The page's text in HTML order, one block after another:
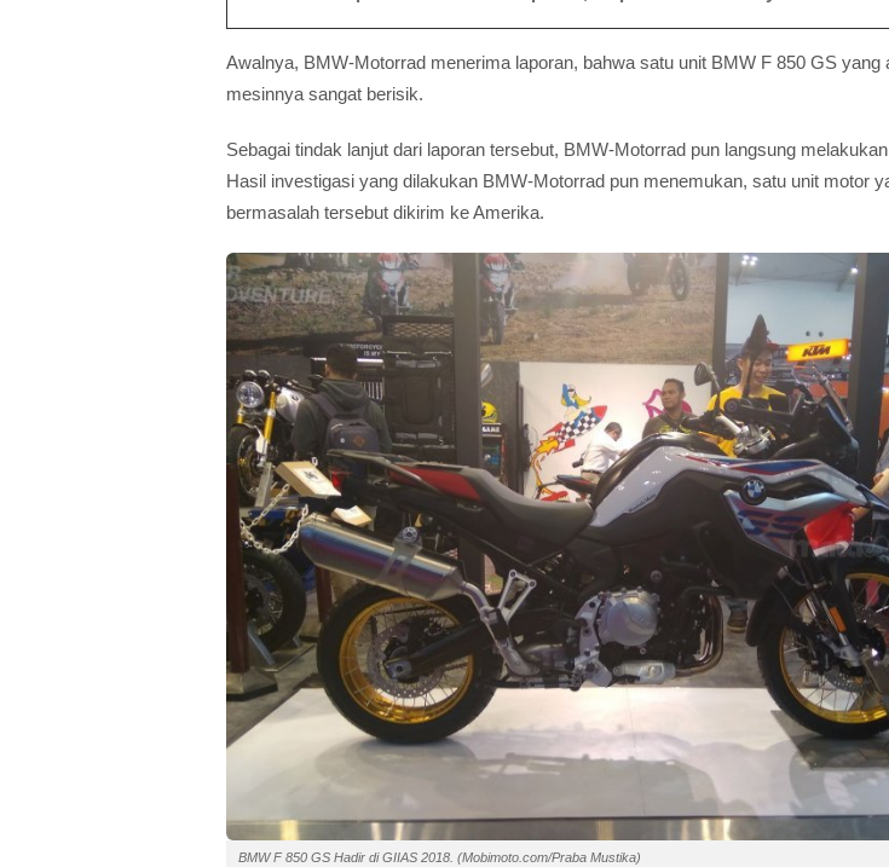
Awalnya, BMW-Motorrad menerima laporan, bahwa satu unit BMW F 850 GS yang
mesinnya sangat berisik.
Sebagai tindak lanjut dari laporan tersebut, BMW-Motorrad pun langsung
Hasil investigasi yang dilakukan BMW-Motorrad pun menemukan, satu unit motor
bermasalah tersebut dikirim ke Amerika.
BMW F 850 GS Hadir di GIIAS 2018. (Mobimoto.com/Praba Mustika)